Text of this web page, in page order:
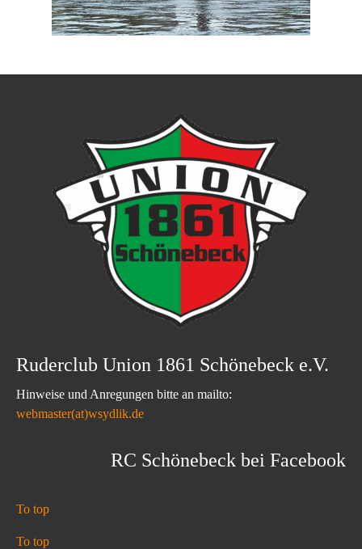
Ruderclub Union 1861 Schönebeck e.V.
Hinweise und Anregungen bitte an mailto:
webmaster(at)wsydlik.de
RC Schönebeck bei Facebook
To top
To top